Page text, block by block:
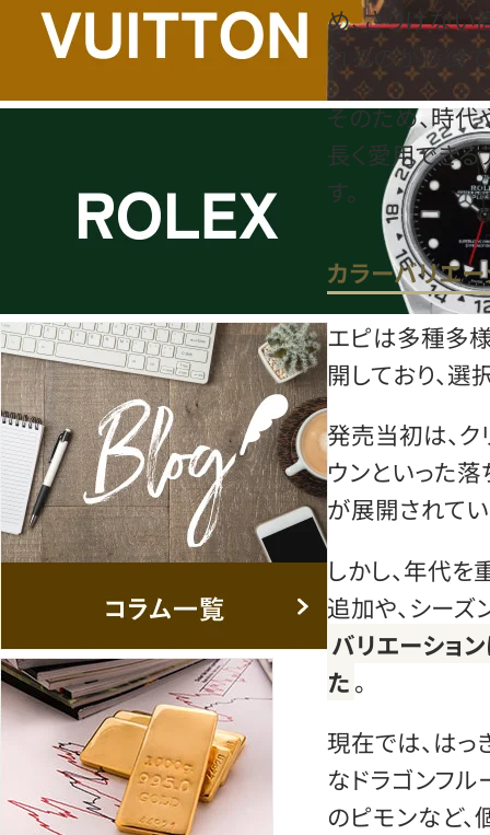
め、さりげな
れるのが特徴で
そのため、時代
長く愛用でき
す。
カラーバリエ
エピは多種多
開しており、選
発売当初は、ク
ウンといった
が展開されてい
しかし、年代
追加や、シーズ
バリエーショ
た。
現在では、は
なドラゴンフル
のピモンなど